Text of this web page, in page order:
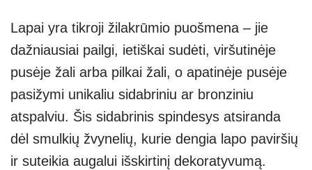
Lapai yra tikroji žilakrūmio puošmena – jie
dažniausiai pailgi, ietiškai sudėti, viršutinėje
pusėje žali arba pilkai žali, o apatinėje pusėje
pasižymi unikaliu sidabriniu ar bronziniu
atspalviu. Šis sidabrinis spindesys atsiranda
dėl smulkių žvynelių, kurie dengia lapo paviršių
ir suteikia augalui išskirtinį dekoratyvumą.